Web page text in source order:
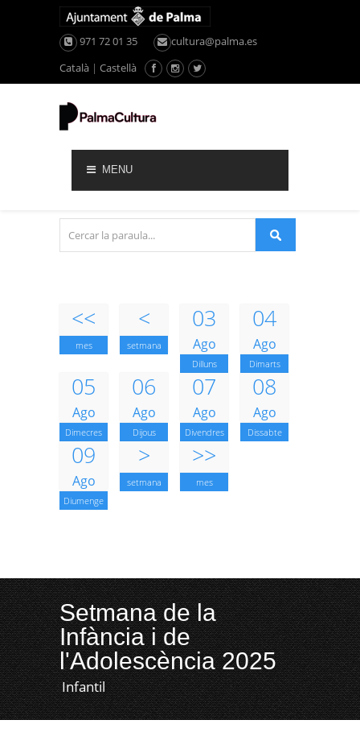
971 72 01 35
cultura@palma.es
Català | Castellà
MENU
<<
mes
<
setmana
03
Ago
Dilluns
04
Ago
Dimarts
05
Ago
Dimecres
06
Ago
Dijous
07
Ago
Divendres
08
Ago
Dissabte
09
Ago
Diumenge
>
setmana
>>
mes
Setmana de la
Infància i de
l'Adolescència 2025
Infantil